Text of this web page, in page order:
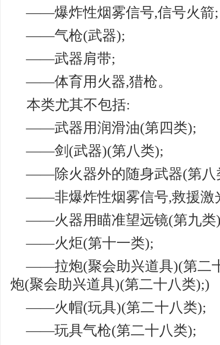
——爆炸性烟雾信号,信号火箭;
——气枪(武器);
——武器肩带;
——体育用火器,猎枪。
本类尤其不包括:
——武器用润滑油(第四类);
——剑(武器)(第八类);
——除火器外的随身武器(第八
——非爆炸性烟雾信号,救援激
——火器用瞄准望远镜(第九类
——火炬(第十一类);
——拉炮(聚会助兴道具)(第二
炮(聚会助兴道具)(第二十八类);)
——火帽(玩具)(第二十八类);
——玩具气枪(第二十八类);